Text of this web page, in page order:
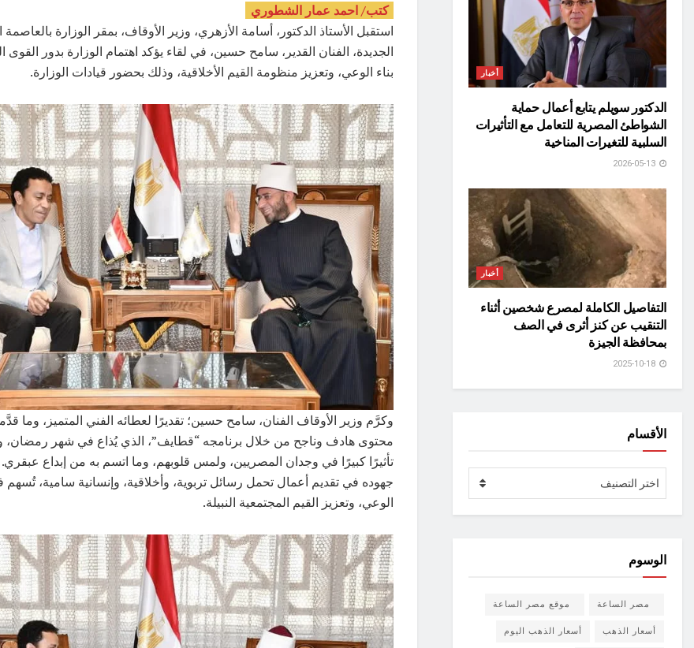
كتب/ احمد عمار الشطوري
استقبل الأستاذ الدكتور، أسامة الأزهري، وزير الأوقاف، بمقر الوزارة بالعاصمة
الجديدة، الفنان القدير، سامح حسين، في لقاء يؤكد اهتمام الوزارة بدور القوى
بناء الوعي، وتعزيز منظومة القيم الأخلاقية، وذلك بحضور قيادات الوزارة.
وكرَّم وزير الأوقاف الفنان، سامح حسين؛ تقديرًا لعطائه الفني المتميز، وما
محتوى هادف وناجح من خلال برنامجه “قطايف”، الذي يُذاع في شهر رمضان،
تأثيرًا كبيرًا في وجدان المصريين، ولمس قلوبهم، وما اتسم به من إبداع
جهوده في تقديم أعمال تحمل رسائل تربوية، وأخلاقية، وإنسانية سامية، تُسهم
الوعي، وتعزيز القيم المجتمعية النبيلة.
أخبار
الدكتور سويلم يتابع أعمال حماية
الشواطئ المصرية للتعامل مع التأثيرات
السلبية للتغيرات المناخية
أخبار
التفاصيل الكاملة لمصرع شخصين أثناء
التنقيب عن كنز أثرى في الصف
بمحافظة الجيزة
الأقسام
اختر التصنيف
الوسوم
مصر الساعة موقع مصر الساعة
أسعار الذهب أسعار الذهب اليوم